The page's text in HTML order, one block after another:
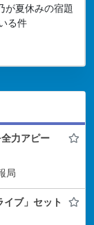
が夏休みの宿題
る件
力アピー
局
イブ」セット